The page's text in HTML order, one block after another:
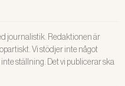
journalistik. Redaktionen är
Vi stödjer inte något
ställning. Det vi publicerar ska